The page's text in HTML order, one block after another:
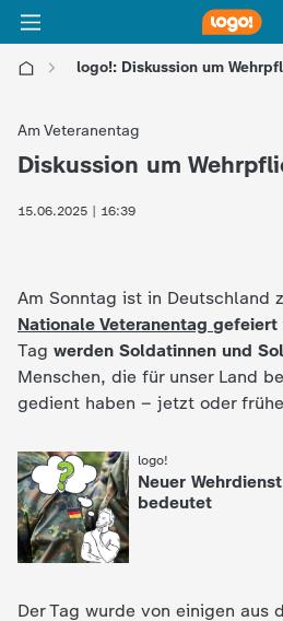
logo!: Diskussion um
o
g
e
Am Veteranentag
:
Diskussion um
15.06.2025 | 16:39
Am Sonntag ist in Deutschland
Nationale Veteranentag gefeiert
Tag werden Soldatinnen und
Menschen, die für unser Land
gedient haben – jetzt oder
logo!
:
Neuer
bedeutet
Der Tag wurde von einigen aus